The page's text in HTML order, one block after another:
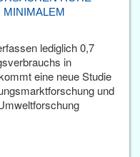
MINIMALEM
lediglich 0,7
in
eine neue Studie
und